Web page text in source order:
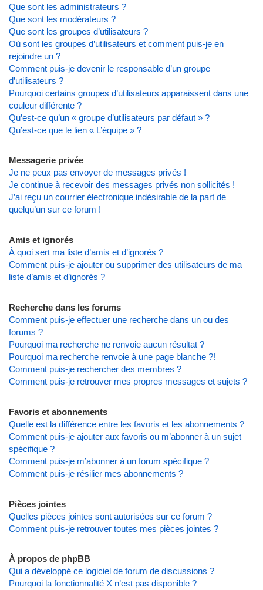
Que sont les administrateurs ?
Que sont les modérateurs ?
Que sont les groupes d’utilisateurs ?
Où sont les groupes d’utilisateurs et comment puis-je en
rejoindre un ?
Comment puis-je devenir le responsable d’un groupe
d’utilisateurs ?
Pourquoi certains groupes d’utilisateurs apparaissent dans une
couleur différente ?
Qu’est-ce qu’un « groupe d’utilisateurs par défaut » ?
Qu’est-ce que le lien « L’équipe » ?
Messagerie privée
Je ne peux pas envoyer de messages privés !
Je continue à recevoir des messages privés non sollicités !
J’ai reçu un courrier électronique indésirable de la part de
quelqu’un sur ce forum !
Amis et ignorés
À quoi sert ma liste d’amis et d’ignorés ?
Comment puis-je ajouter ou supprimer des utilisateurs de ma
liste d’amis et d’ignorés ?
Recherche dans les forums
Comment puis-je effectuer une recherche dans un ou des
forums ?
Pourquoi ma recherche ne renvoie aucun résultat ?
Pourquoi ma recherche renvoie à une page blanche ?!
Comment puis-je rechercher des membres ?
Comment puis-je retrouver mes propres messages et sujets ?
Favoris et abonnements
Quelle est la différence entre les favoris et les abonnements ?
Comment puis-je ajouter aux favoris ou m’abonner à un sujet
spécifique ?
Comment puis-je m’abonner à un forum spécifique ?
Comment puis-je résilier mes abonnements ?
Pièces jointes
Quelles pièces jointes sont autorisées sur ce forum ?
Comment puis-je retrouver toutes mes pièces jointes ?
À propos de phpBB
Qui a développé ce logiciel de forum de discussions ?
Pourquoi la fonctionnalité X n’est pas disponible ?